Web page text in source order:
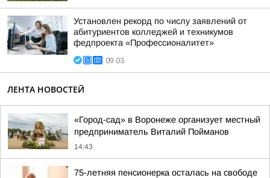
Установлен рекорд по числу заявлений от
абитуриентов колледжей и техникумов
федпроекта «Профессионалитет»
09:03
ЛЕНТА НОВОСТЕЙ
«Город-сад» в Воронеже организует местный
предприниматель Виталий Пойманов
14:43
75-летняя пенсионерка осталась на свободе